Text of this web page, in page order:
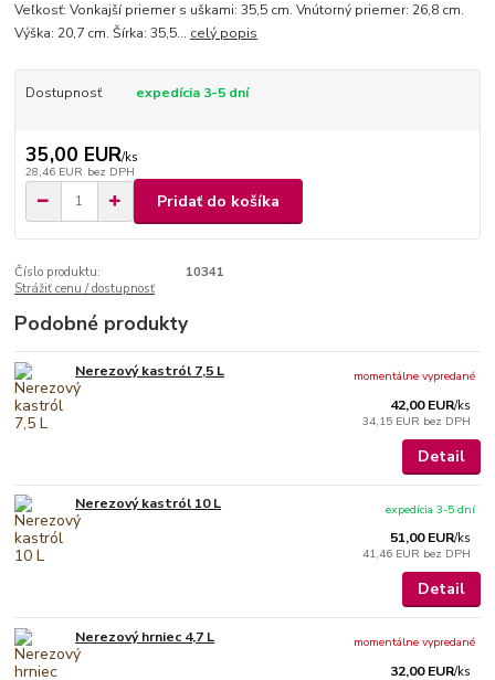
Veľkosť: Vonkajší priemer s uškami: 35,5 cm. Vnútorný priemer: 26,8 cm.
Výška: 20,7 cm. Šírka: 35,5... celý popis
Dostupnosť expedícia 3-5 dní
35,00 EUR/ks
28,46 EUR bez DPH
Pridať do košíka
Číslo produktu:
10341
Strážiť cenu / dostupnosť
Podobné produkty
Nerezový kastról 7,5 L
42,00 EUR/ks
34,15 EUR bez DPH
momentálne vypredané
Detail
Nerezový kastról 10 L
51,00 EUR/ks
41,46 EUR bez DPH
expedícia 3-5 dní
Detail
Nerezový hrniec 4,7 L
32,00 EUR/ks
momentálne vypredané